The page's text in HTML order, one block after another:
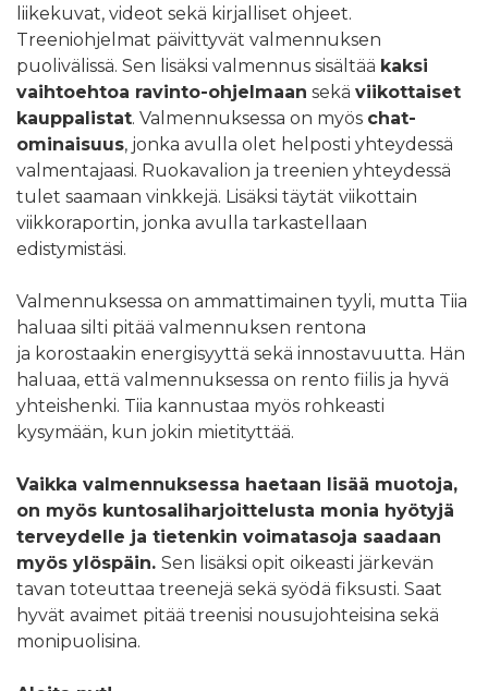
liikekuvat, videot sekä kirjalliset ohjeet.
Treeniohjelmat päivittyvät valmennuksen
puolivälissä. Sen lisäksi valmennus sisältää kaksi
vaihtoehtoa ravinto-ohjelmaan sekä viikottaiset
kauppalistat. Valmennuksessa on myös chat-
ominaisuus, jonka avulla olet helposti yhteydessä
valmentajaasi. Ruokavalion ja treenien yhteydessä
tulet saamaan vinkkejä. Lisäksi täytät viikottain
viikkoraportin, jonka avulla tarkastellaan
edistymistäsi.
Valmennuksessa on ammattimainen tyyli, mutta Tiia
haluaa silti pitää valmennuksen rentona
ja korostaakin energisyyttä sekä innostavuutta. Hän
haluaa, että valmennuksessa on rento fiilis ja hyvä
yhteishenki. Tiia kannustaa myös rohkeasti
kysymään, kun jokin mietityttää.
Vaikka valmennuksessa haetaan lisää muotoja,
on myös kuntosaliharjoittelusta monia hyötyjä
terveydelle ja tietenkin voimatasoja saadaan
myös ylöspäin. Sen lisäksi opit oikeasti järkevän
tavan toteuttaa treenejä sekä syödä fiksusti. Saat
hyvät avaimet pitää treenisi nousujohteisina sekä
monipuolisina.